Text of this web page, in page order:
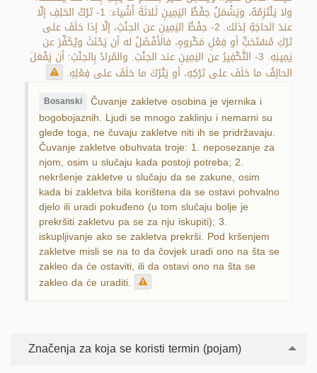
ولا يَلْتَزِمُهُ، ويَشْمَلُ حِفْظُ اليَمِينِ ثَلاثَةَ أَشْياء: 1- تَرْكُ الحَلِفِ إلّا
عندَ الحاجَةِ لِذلك. 2- حِفْظُ اليَمِينِ عن الحِنْثِ، إلّا إذا حَلَفَ على
تَرْكِ مُسْتَحَبٍّ أو فِعْلِ مَكْروهٍ، فالأَفْضَلُ له أن يَحْنَثَ ويُكَفِّرَ عن
يَمِينِهِ. 3- التَّكْفِيرُ عن اليَمِينِ عند الحِنْثِ. والمُرادُ بِالحِنْثِ: أن يَفْعَلَ
الحالِفُ ما حَلَفَ على تَرْكِهِ، أو يَتْرُكَ ما حَلَفَ على فِعْلِهِ.
Bosanski Čuvanje zakletve osobina je vjernika i
bogobojaznih. Ljudi se mnogo zaklinju i nemarni su
glede toga, ne čuvaju zakletve niti ih se pridržavaju.
Čuvanje zakletve obuhvata troje: 1. neposezanje za
njom, osim u slučaju kada postoji potreba; 2.
nekršenje zakletve u slučaju da se zakune, osim
kada bi zakletva bila korištena da se ostavi pohvalno
djelo ili uradi pokuđeno (u tom slučaju bolje je
prekršiti zakletvu pa se za nju iskupiti); 3.
iskupljivanje ako se zakletva prekrši. Pod kršenjem
zakletve misli se na to da čovjek uradi ono na šta se
zakleo da će ostaviti, ili da ostavi ono na šta se
zakleo da će uraditi.
Značenja za koja se koristi termin (pojam)